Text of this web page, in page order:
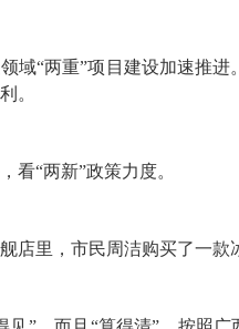
“两重”项目建设加速推进
。
“两新”政策力度。
里，市民周洁购买了一款